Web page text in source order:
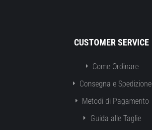
CUSTOMER SERVICE
Come Ordinare
Consegna e Spedizione
Metodi di Pagamento
Guida alle Taglie